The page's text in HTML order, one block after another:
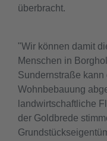
überbracht.
"Wir können damit
Menschen in
Sundernstraße kann
Wohnbebauung
landwirtschaftliche
der Goldbrede